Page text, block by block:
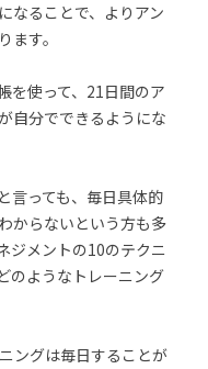
なることで、よりアン
す。
を使って、21日間のア
自分でできるようにな
言っても、毎日具体的
からないという方も多
ジメントの10のテクニ
のようなトレーニング
ングは毎日することが